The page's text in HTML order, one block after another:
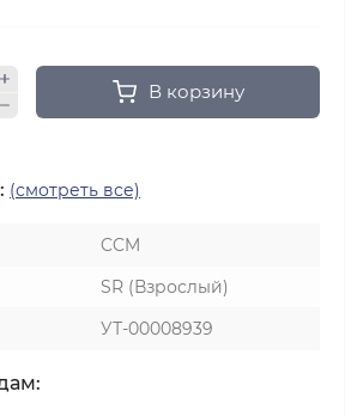
В корзину
(смотреть все)
CCM
SR (Взрослый)
УТ-00008939